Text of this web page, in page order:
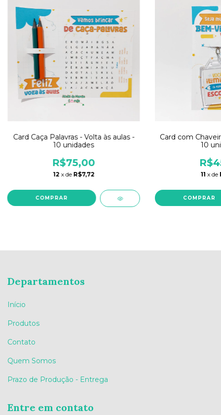
Card Caça Palavras - Volta às aulas -
10 unidades
R$75,00
12 x de R$7,72
Card com
10
11 x de
COMPRAR
Departamentos
Início
Produtos
Contato
Quem Somos
Prazo de Produção - Entrega
Entre em contato